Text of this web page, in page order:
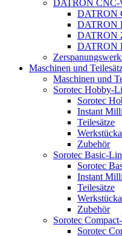
DATRON CNC-
DATRON
DATRON
DATRON
DATRON
Maschinen und
Maschinen und
Sorotec Hobby-
Sorotec
Instant
Teilesätze
Zubehör
Sorotec Basic-
Sorotec
Instant
Teilesätze
Zubehör
Sorotec
Sorotec